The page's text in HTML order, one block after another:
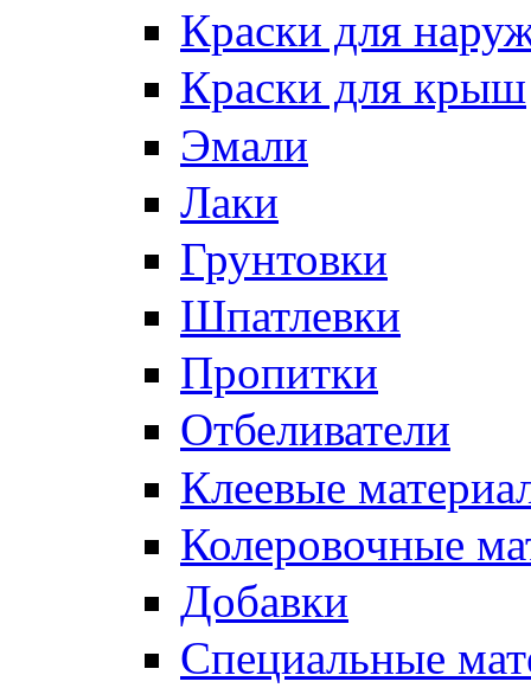
Краски для
Краски для крыш
Эмали
Лаки
Грунтовки
Шпатлевки
Пропитки
Отбеливатели
Клеевые
Колеровочные
Добавки
Специальные